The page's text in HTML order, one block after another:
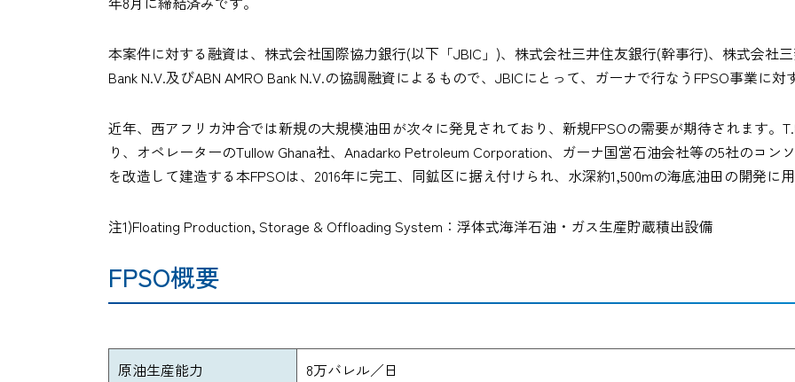
本案件に対する融資は、株式会社国際協力銀行(以下「JBIC」)、株式会社三井住友銀行(幹事行)、株式会社
Bank N.V.及びABN AMRO Bank N.V.の協調融資によるもので、JBICにとって、ガーナで行なうFPSO事業に
近年、西アフリカ沖合では新規の大規模油田が次々に発見されており、新規FPSOの需要が期待されます。
り、オペレーターのTullow Ghana社、Anadarko Petroleum Corporation、ガーナ国営石油会社等の5社のコ
を改造して建造する本FPSOは、2016年に完工、同鉱区に据え付けられ、水深約1,500mの海底油田の開発に
注1)Floating Production, Storage & Offloading System：浮体式海洋石油・ガス生産貯蔵積出設備
FPSO概要
原油生産能力
8万バレル／日